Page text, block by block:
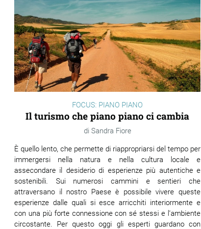
FOCUS: PIANO PIANO
Il turismo che piano piano ci cambia
Sandra Fiore
È quello lento, che permette di riappropriarsi del tempo per
immergersi nella natura e nella cultura locale e
assecondare il desiderio di esperienze più autentiche e
sostenibili. Sui numerosi cammini e sentieri che
attraversano il nostro Paese è possibile vivere queste
esperienze dalle quali si esce arricchiti interiormente e
con una più forte connessione con sé stessi e l’ambiente
circostante. Per questo oggi gli esperti guardano con